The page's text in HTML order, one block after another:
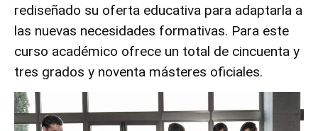
rediseñado su oferta educativa para adaptarla a
las nuevas necesidades formativas. Para este
curso académico ofrece un total de cincuenta y
tres grados y noventa másteres oficiales.